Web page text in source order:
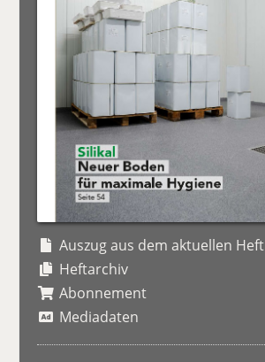
Auszug aus dem aktuellen Heft
Heftarchiv
Abonnement
Mediadaten